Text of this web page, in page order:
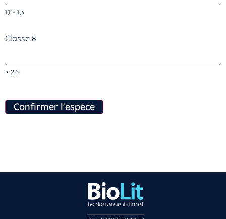
1,1 - 1,3
Classe 8
> 2,6
Confirmer l'espèce